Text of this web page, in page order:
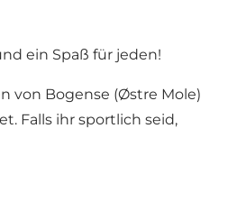
ein Spaß für jeden!
von Bogense (Østre Mole)
Falls ihr sportlich seid,